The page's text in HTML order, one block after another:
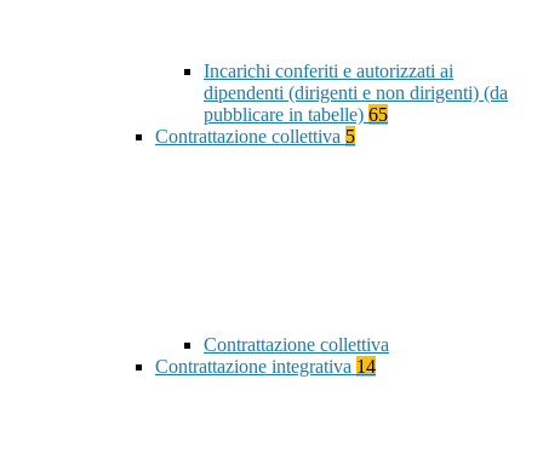
Incarichi conferiti e autorizzati ai
dipendenti (dirigenti e non dirigenti) (da
pubblicare in tabelle) 65
Contrattazione collettiva 5
Contrattazione collettiva
Contrattazione integrativa 14